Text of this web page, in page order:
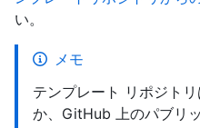
い。
メモ
テンプレート リポジト
か、GitHub 上のパブリ